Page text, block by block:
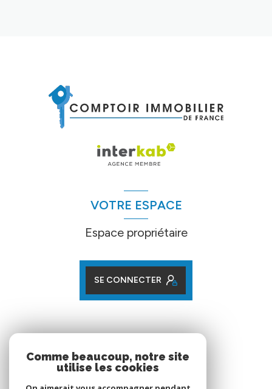
VOTRE ESPACE
Espace propriétaire
SE CONNECTER
Nos partenaires
Comme beaucoup, notre site
utilise les cookies